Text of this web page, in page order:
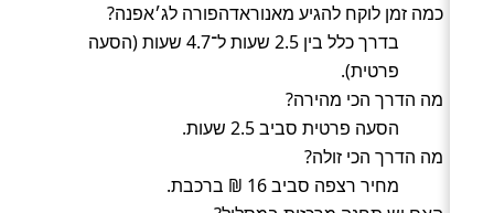
כמה זמן לוקח להגיע מאנוראדהפורה לג׳אפנה?
בדרך כלל בין 2.5 שעות ל־4.7 שעות (הסעה
פרטית).
מה הדרך הכי מהירה?
הסעה פרטית סביב 2.5 שעות.
מה הדרך הכי זולה?
מחיר רצפה סביב 16 ₪ ברכבת.